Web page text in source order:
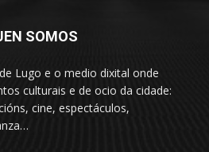
SOMOS
Lugo e o medio dixital onde
culturais e de ocio da cidade:
cine, espectáculos,